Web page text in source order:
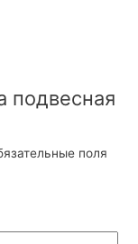
подвесная
поля